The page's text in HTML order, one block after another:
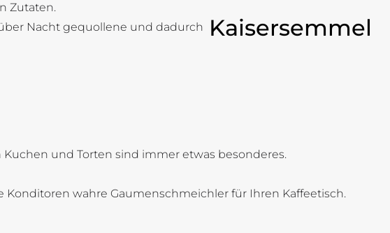
Zutaten.
Nacht gequollene und dadurch
Kaisersemmel
und Torten sind immer etwas besonderes.
Konditoren wahre Gaumenschmeichler für Ihren Kaffeetisch.